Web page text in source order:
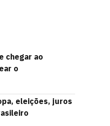
chegar ao
o
eleições, juros